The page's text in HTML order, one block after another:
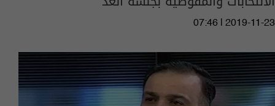
07:46 | 2019-11-23